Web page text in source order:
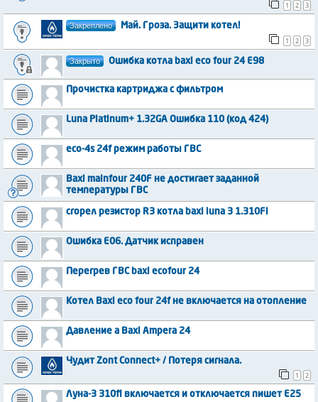
1
2 3
Закреплено
Май. Гроза. Защити котел!
1
2 3
Закрыто Ошибка котла baxi eco four 24 E98
Прочистка картриджа с фильтром
Luna Platinum+ 1.32GA Ошибка 110 (код 424)
eco-4s 24f режим работы ГВС
Baxi mainfour 240F не достигает заданной
температуры ГВС
сгорел резистор R3 котла baxi luna 3 1.310Fi
Ошибка Е06. Датчик исправен
Перегрев ГВС baxi ecofour 24
Котел Baxi eco four 24f не включается на отопление
Давление а Baxi Ampera 24
Чудит Zont Connect+ / Потеря сигнала.
1
2
Луна-3 310fi включается и отключается пишет Е25